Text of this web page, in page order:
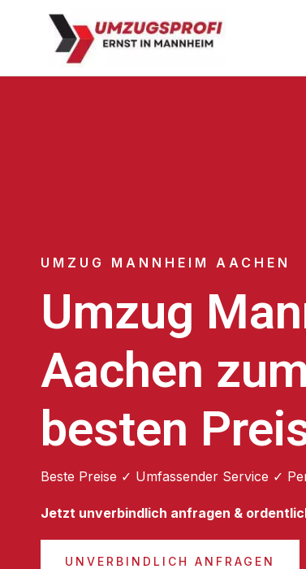
UMZUG MANNHEIM AACHEN
Umzug
Aachen zum
besten
Beste Preise ✓ Umfassender Service ✓
Jetzt unverbindlich anfragen &
UNVERBINDLICH ANFRAGEN